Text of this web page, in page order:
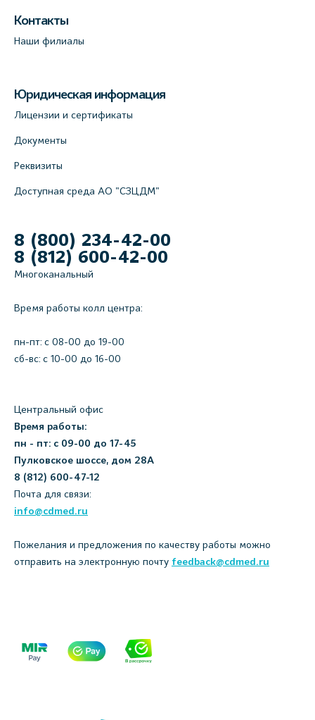
Контакты
Наши филиалы
Юридическая информация
Лицензии и сертификаты
Документы
Реквизиты
Доступная среда АО "СЗЦДМ"
8 (800) 234-42-00
8 (812) 600-42-00
Многоканальный
Время работы колл центра:
пн-пт: c 08-00 до 19-00
сб-вс: с 10-00 до 16-00
Центральный офис
Время работы:
пн - пт: с 09-00 до 17-45
Пулковское шоссе, дом 28А
8 (812) 600-47-12
Почта для связи:
info@cdmed.ru
Пожелания и предложения по качеству работы можно
отправить на электронную почту feedback@cdmed.ru